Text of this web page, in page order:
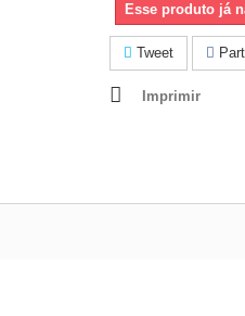
Esse produto já
Tweet
Imprimir